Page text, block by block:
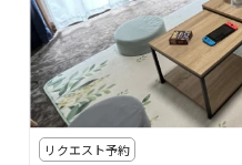
リクエスト予約